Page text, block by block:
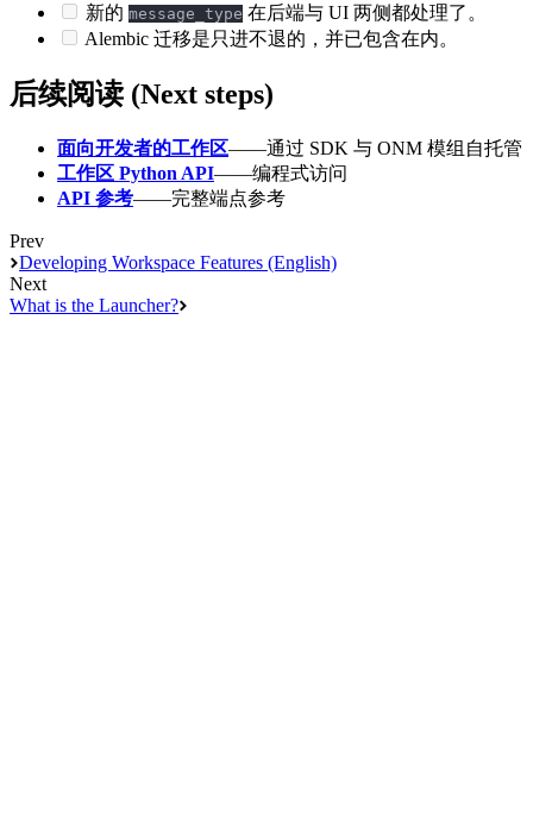
新的 message_type 在后端与 UI 两侧都处理了。
Alembic 迁移是只进不退的，并已包含在内。
后续阅读 (Next steps)
面向开发者的工作区——通过 SDK 与 ONM 模组自托管
工作区 Python API——编程式访问
API 参考——完整端点参考
Prev
Developing Workspace Features (English)
Next
What is the Launcher?